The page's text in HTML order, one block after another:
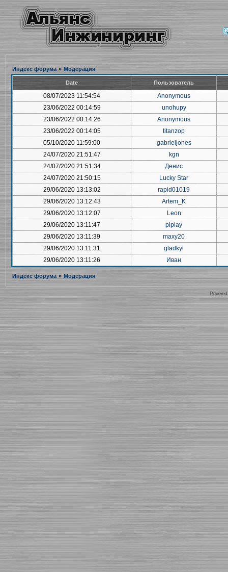
Индекс форума » Модерация
Date Пользователь
08/07/2023 11:54:54
Anonymous
23/06/2022 00:14:59
unohupy
23/06/2022 00:14:26
Anonymous
23/06/2022 00:14:05
titanzop
05/10/2020 11:59:00
gabrieljones
24/07/2020 21:51:47
kgn
24/07/2020 21:51:34
Денис
24/07/2020 21:50:15
Lucky Star
29/06/2020 13:13:02
rapid01019
29/06/2020 13:12:43
Artem_K
29/06/2020 13:12:07
Leon
29/06/2020 13:11:47
piplay
29/06/2020 13:11:39
maxy20
29/06/2020 13:11:31
gladkyi
29/06/2020 13:11:26
Иван
Индекс форума » Модерация